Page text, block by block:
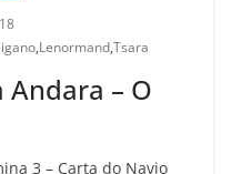
,Lenormand,Tsara
Andara – O
3 – Carta do Navio